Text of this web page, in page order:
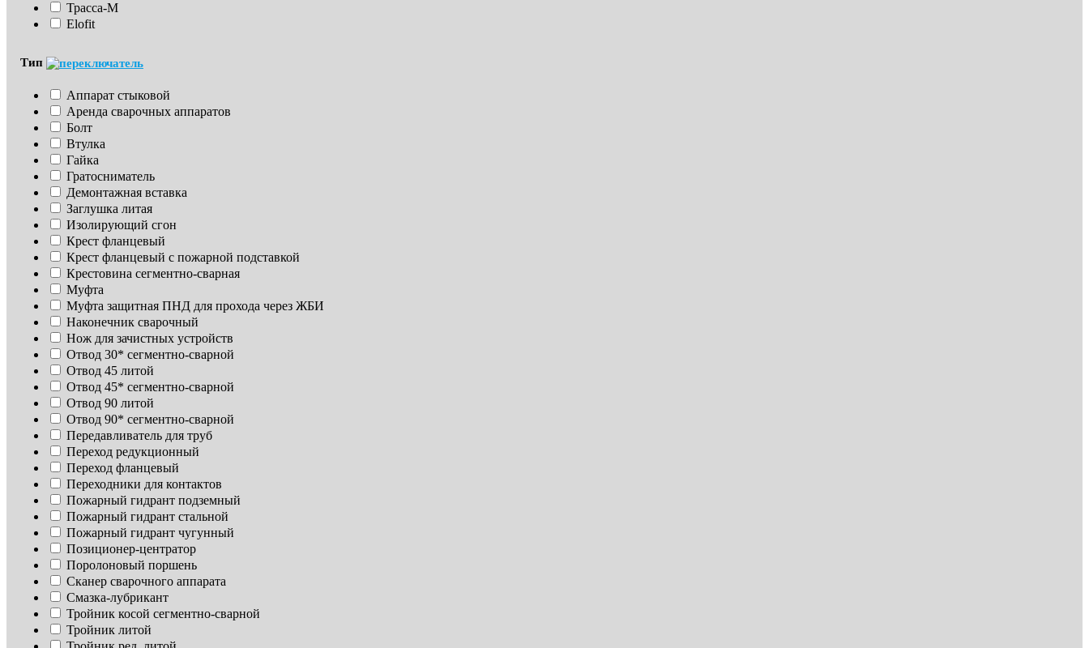
Трасса-М
Elofit
Тип
Аппарат стыковой
Аренда сварочных аппаратов
Болт
Втулка
Гайка
Гратосниматель
Демонтажная вставка
Заглушка литая
Изoлирующий сгон
Крест фланцевый
Крест фланцевый с пожарной подставкой
Крестовина сегментно-сварная
Муфта
Муфта защитная ПНД для прохода через ЖБИ
Наконечник сварочный
Нож для зачистных устройств
Отвод 30* сегментно-сварной
Отвод 45 литой
Отвод 45* сегментно-сварной
Отвод 90 литой
Отвод 90* сегментно-сварной
Передавливатель для труб
Переход редукционный
Переход фланцевый
Переходники для контактов
Пожарный гидрант подземный
Пожарный гидрант стальной
Пожарный гидрант чугунный
Позиционер-центратор
Поролоновый поршень
Сканер сварочного аппарата
Смазка-лубрикант
Тройник косой сегментно-сварной
Тройник литой